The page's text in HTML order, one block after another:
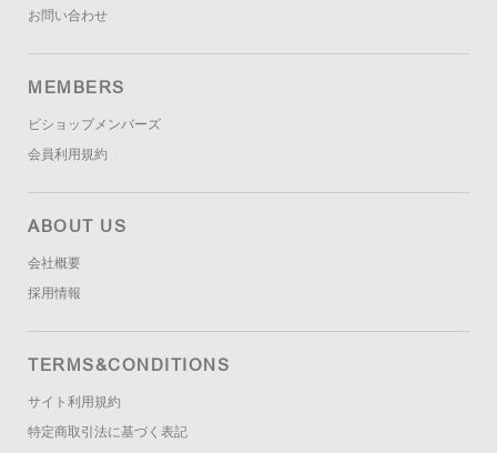
お問い合わせ
MEMBERS
ビショップメンバーズ
会員利用規約
ABOUT US
会社概要
採用情報
TERMS&CONDITIONS
サイト利用規約
特定商取引法に基づく表記